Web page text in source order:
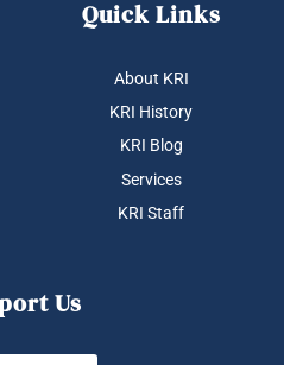
Quick Links
About KRI
KRI History
KRI Blog
Services
KRI Staff
Us